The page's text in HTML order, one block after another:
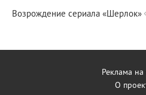
Возрождение сериала «Шерлок»
Реклама на
О